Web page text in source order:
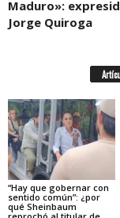
Maduro»:
Jorge Quiroga
“Hay que gobernar con
sentido común”: ¿por
qué Sheinbaum